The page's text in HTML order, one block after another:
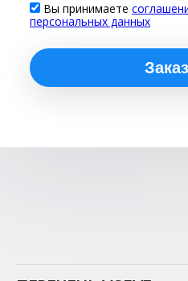
Вы принимаете
персональных данных